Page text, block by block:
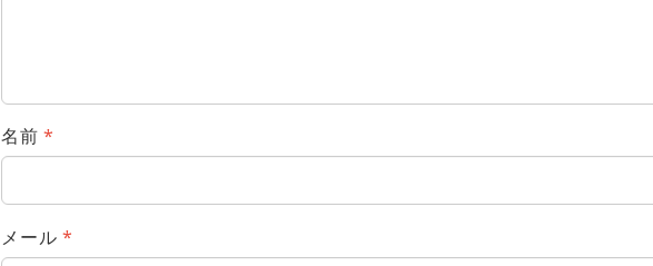
名前*
メール*